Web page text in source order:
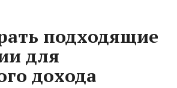
подходящие
для
дохода